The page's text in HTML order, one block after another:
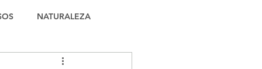
NATURALEZA
ESPELEOTURISMO